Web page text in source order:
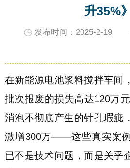
升35%》
发布时间：2025-2-19
在新能源电池浆料搅拌车间
批次报废的损失高达120万
消泡不彻底产生的针孔瑕疵
激增300万——这些真实案
已不是技术问题，而是关乎